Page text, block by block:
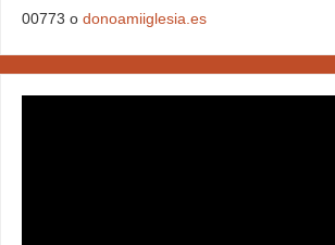
00773 o donoamiiglesia.es